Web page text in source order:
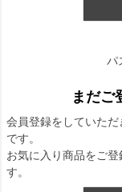
パ
まだご
会員登録をしていた
です。
お気に入り商品をご
す。